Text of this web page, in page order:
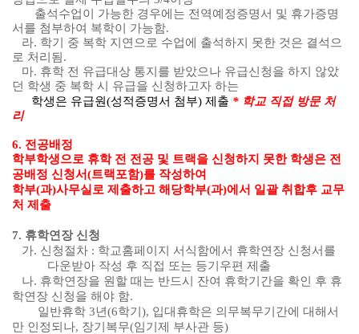
출석수업이 가능한 경우에는 전역예정증명서 및 휴가증명
서를 첨부하여 복학이 가능함.
라. 학기 중 복학 지연으로 수업에 출석하지 못한 것은 결석으
로 처리됨.
마. 휴학 전 유급대상 통지를 받았으나 유급신청을 하지 않았
던 학생 중 복학 시 유급을 신청하고자 하는
학생은 유급원(성적증명서 첨부) 제출 * 학교 직접 방문 처
리
6. 전공배정
학부학생으로 휴학 전 전공 및 트랙을 신청하지 못한 학생은 전
공배정 신청서(트랙포함)를 작성하여
학부(과)사무실로 제출하고 해당학부(과)에서 일괄 취합후 교무
처 제출
7. 휴학연장 신청
가. 신청절차 : 학교홈페이지 서식함에서 휴학연장 신청서를
다운받아 작성 후 직접 또는 등기우편 제출
나. 휴학연장을 원할 때는 반드시 잔여 휴학기간을 확인 후 휴
학연장 신청을 해야 함.
일반휴학 3년(6학기 ), 입대휴학은 의무복무기간에 대해서
만 인정되나, 장기복무(임기제 부사관 등)